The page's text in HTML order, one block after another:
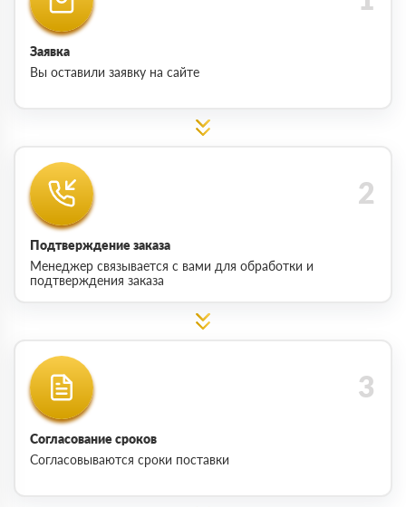
Заявка
Вы оставили заявку на сайте
Подтверждение заказа
Менеджер связывается с вами для обработки и
подтверждения заказа
Согласование сроков
Согласовываются сроки поставки